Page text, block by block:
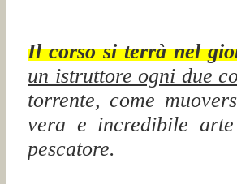
Il corso si terrà nel
un istruttore ogni due
torrente, come
vera e incredibile
pescatore.